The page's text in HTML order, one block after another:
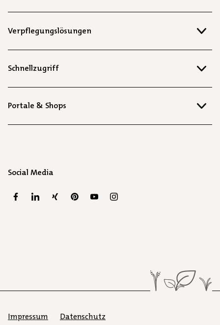
Verpflegungslösungen
Schnellzugriff
Portale & Shops
Social Media
Impressum Datenschutz